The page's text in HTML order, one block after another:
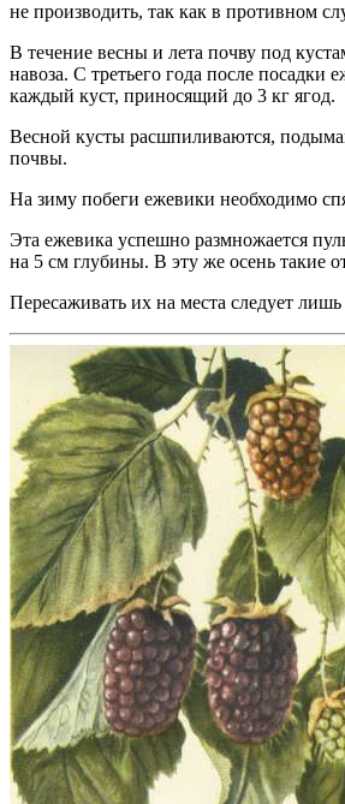
не производить, так как в противном
В течение весны и лета почву под
навоза. С третьего года после
каждый куст, приносящий до 3 кг ягод.
Весной кусты расшпиливаются,
почвы.
На зиму побеги ежевики необходимо
Эта ежевика успешно размножается
на 5 см глубины. В эту же осень такие
Пересаживать их на места следует